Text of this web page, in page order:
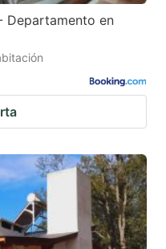
changing
Departamento en